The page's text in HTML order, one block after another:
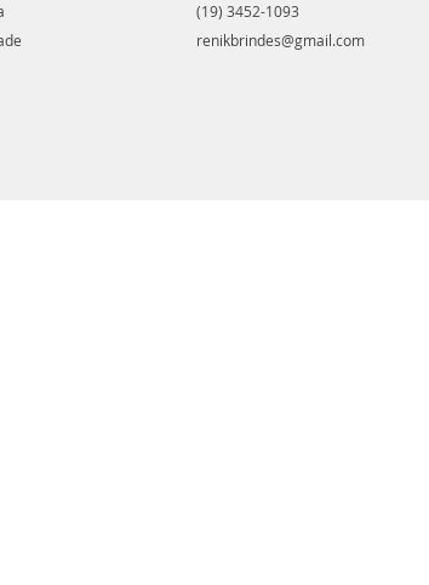
(19) 3452-1093
renikbrindes@gmail.com